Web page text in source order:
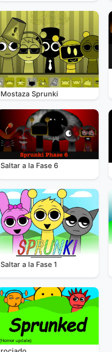
Mostaza Sprunki
Saltar a la Fase 6
Saltar a la Fase 1